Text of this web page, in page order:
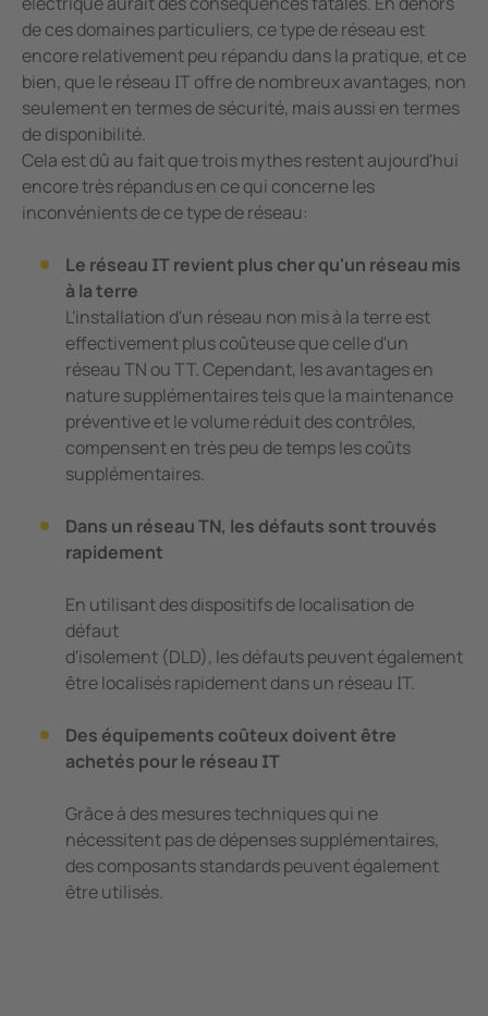
de ces domaines particuliers, ce type de réseau est
encore relativement peu répandu dans la pratique, et ce
bien, que le réseau IT offre de nombreux avantages, non
seulement en termes de sécurité, mais aussi en termes
de disponibilité.
Cela est dû au fait que trois mythes restent aujourd'hui
encore très répandus en ce qui concerne les
inconvénients de ce type de réseau:
Le réseau IT revient plus cher qu'un réseau mis
à la terre
L'installation d'un réseau non mis à la terre est
effectivement plus coûteuse que celle d'un
réseau TN ou TT. Cependant, les avantages en
nature supplémentaires tels que la maintenance
préventive et le volume réduit des contrôles,
compensent en très peu de temps les coûts
supplémentaires.
Dans un réseau TN, les défauts sont trouvés
rapidement
En utilisant des dispositifs de localisation de
défaut
d'isolement (DLD), les défauts peuvent également
être localisés rapidement dans un réseau IT.
Des équipements coûteux doivent être
achetés pour le réseau IT
Grâce à des mesures techniques qui ne
nécessitent pas de dépenses supplémentaires,
des composants standards peuvent également
être utilisés.